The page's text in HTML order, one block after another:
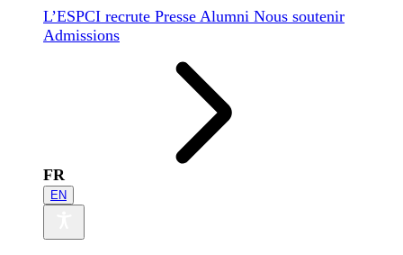
L’ESPCI recrute Presse Alumni Nous soutenir
Admissions
FR
EN